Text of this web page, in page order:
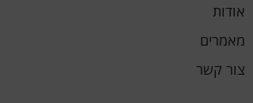
אודות
מאמרים
צור קשר